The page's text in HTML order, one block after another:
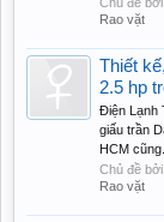
Rao vặt
Thiết
2.5 hp
Điện Lạnh
giấu trần
HCM cũng...
Chủ đề bởi:
Rao vặt